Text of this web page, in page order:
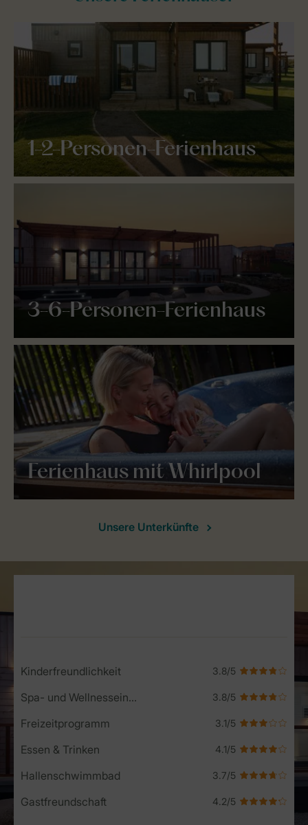
1-2-Personen-Ferienhaus
3-6-Personen-Ferienhaus
Ferienhaus mit Whirlpool
Unsere Unterkünfte
Service Rating from our guests
Kinderfreundlichkeit
Spa- und Wellnesseinrichtungen
Freizeitprogramm
Essen & Trinken
Hallenschwimmbad
Gastfreundschaft